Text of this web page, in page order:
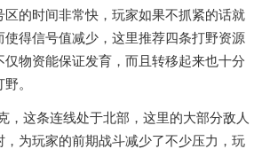
区的时间非常快，玩家如果不抓紧的话就
使得信号值减少，这里推荐四条打野资源
仅物资能保证发育，而且转移起来也十分
。
，这条连线处于北部，这里的大部分敌人
，为玩家的前期战斗减少了不少压力，玩